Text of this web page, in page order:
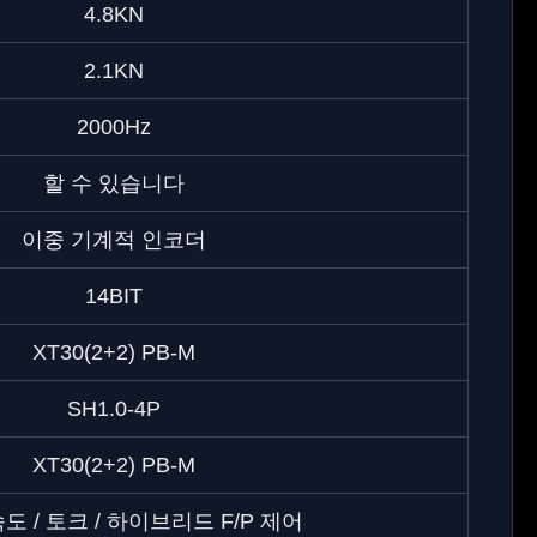
4.8KN
2.1KN
2000Hz
할 수 있습니다
이중 기계적 인코더
14BIT
XT30(2+2) PB-M
SH1.0-4P
XT30(2+2) PB-M
/ 토크 / 하이브리드 F/P 제어